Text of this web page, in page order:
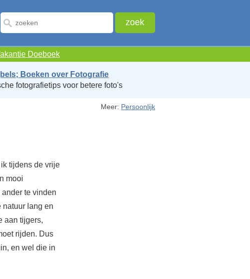
Doeboek
Boeken over Fotografie
fotografietips voor betere foto's
Meer: Persoonlijk
tijdens de vrije
mooi
te vinden
natuur lang en
aan tijgers,
rijden. Dus
en wel die in